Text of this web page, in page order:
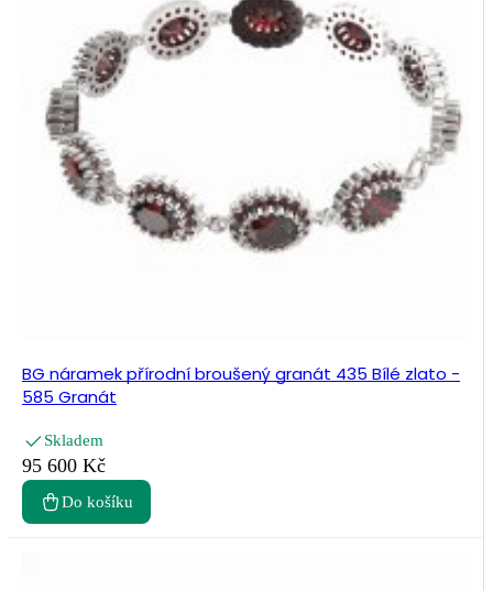
BG náramek přírodní broušený granát 435 Bílé zlato -
585 Granát
Skladem
95 600 Kč
Do košíku